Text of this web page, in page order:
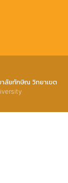
ลัยทักษิณ วิทยาเขต